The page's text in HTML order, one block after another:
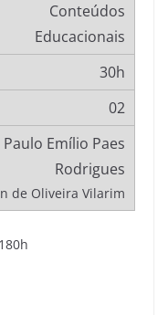
Conteúdos
Educacionais
30h
02
Paulo Emílio Paes
Rodrigues
de Oliveira Vilarim